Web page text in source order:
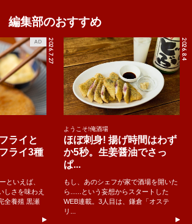
編集部のおすすめ
2026.7.27
AD
ライと
ライ3種
といえば、
しさを味わえ
全養殖 黒瀬
2026.8.4
ようこそ!俺酒場
ほぼ刺身! 揚げ時間はわず
か5秒。生姜醤油でさっ
ぱ...
もし、あのシェフが家で酒場を開いた
ら......という妄想からスタートした
WEB連載。3人目は、鎌倉「オステ
リ...